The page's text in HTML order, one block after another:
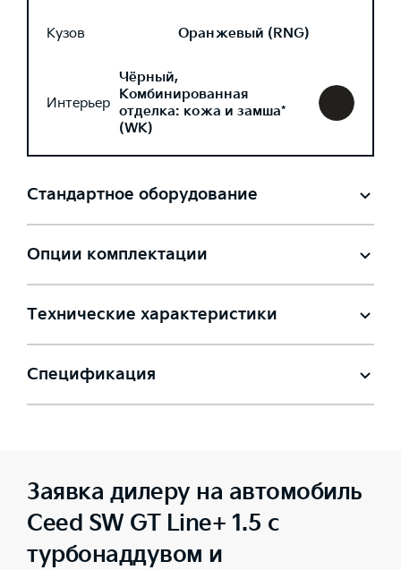
Кузов Оранжевый (RNG)
Интерьер
Чёрный,
Комбинированная
отделка: кожа и замша*
(WK)
Стандартное оборудование
Опции комплектации
Технические характеристики
Спецификация
Заявка дилеру на автомобиль
Ceed SW GT Line+ 1.5 с
турбонаддувом и